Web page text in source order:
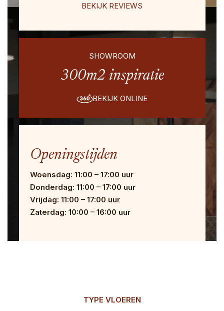
BEKIJK REVIEWS
SHOWROOM
300m2 inspiratie
BEKIJK ONLINE
Openingstijden
Woensdag: 11:00 – 17:00 uur
Donderdag: 11:00 – 17:00 uur
Vrijdag: 11:00 – 17:00 uur
Zaterdag: 10:00 – 16:00 uur
TYPE VLOEREN